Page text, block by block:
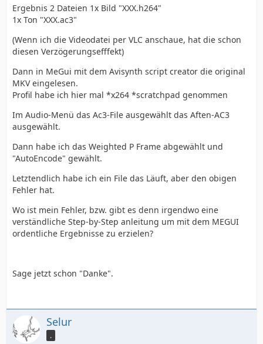
Ergebnis 2 Dateien 1x Bild "XXX.h264"
1x Ton "XXX.ac3"
(Wenn ich die Videodatei per VLC anschaue, hat die schon
diesen Verzögerungsefffekt)
Dann in MeGui mit dem Avisynth script creator die original
MKV eingelesen.
Profil habe ich hier mal *x264 *scratchpad genommen
Im Audio-Menü das Ac3-File ausgewählt das Aften-AC3
ausgewählt.
Dann habe ich das Weighted P Frame abgewählt und
"AutoEncode" gewählt.
Letztendlich habe ich ein File das Läuft, aber den obigen
Fehler hat.
Wo ist mein Fehler, bzw. gibt es denn irgendwo eine
verständliche Step-by-Step anleitung um mit dem MEGUI
ordentliche Ergebnisse zu erzielen?
Sage jetzt schon "Danke".
Selur
.